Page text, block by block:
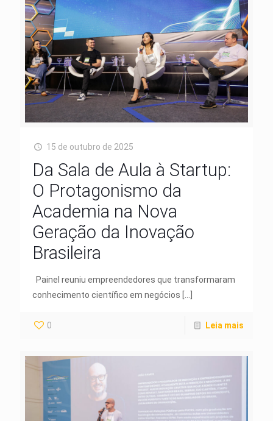
15 de outubro de 2025
Da Sala de Aula à Startup:
O Protagonismo da
Academia na Nova
Geração da Inovação
Brasileira
Painel reuniu empreendedores que transformaram
conhecimento científico em negócios […]
0 Leia mais